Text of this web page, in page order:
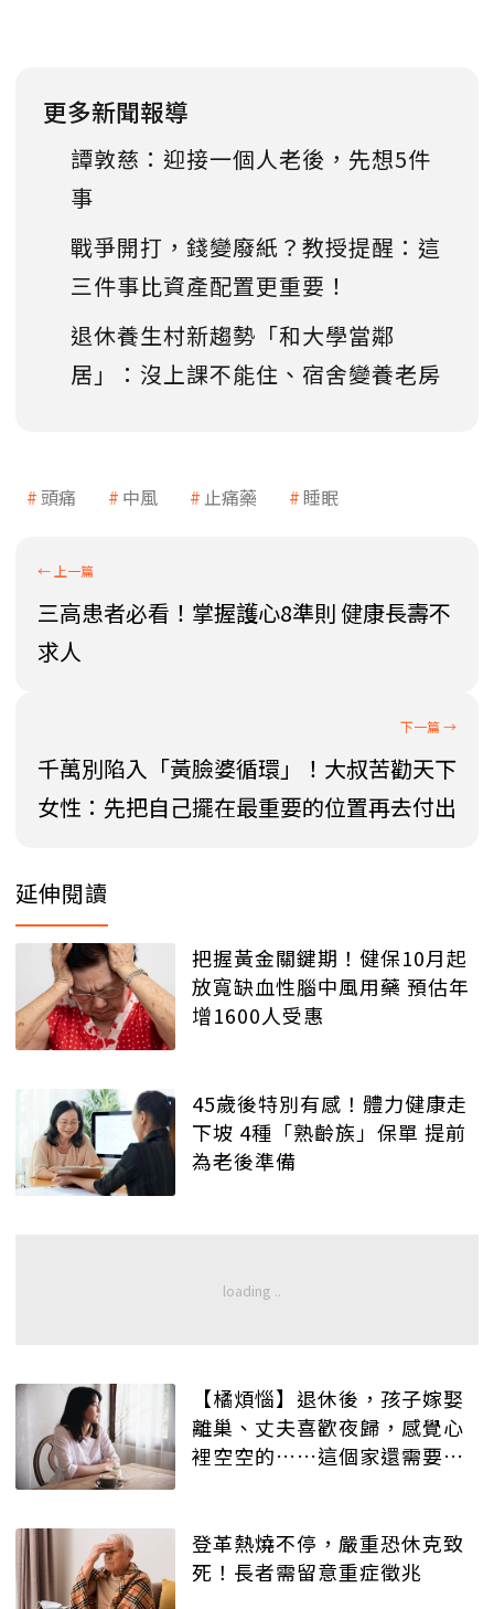
更多新聞報導
譚敦慈：迎接一個人老後，先想5件
事
戰爭開打，錢變廢紙？教授提醒：這
三件事比資產配置更重要！
退休養生村新趨勢「和大學當鄰
居」：沒上課不能住、宿舍變養老房
頭痛 中風 止痛藥 睡眠
三高患者必看！掌握護心8準則 健康長壽不
求人
千萬別陷入「黃臉婆循環」！大叔苦勸天下
女性：先把自己擺在最重要的位置再去付出
延伸閱讀
把握黃金關鍵期！健保10月起
放寬缺血性腦中風用藥 預估年
增1600人受惠
45歲後特別有感！體力健康走
下坡 4種「熟齡族」保單 提前
為老後準備
【橘煩惱】退休後，孩子嫁娶
離巢、丈夫喜歡夜歸，感覺心
裡空空的……這個家還需要我
登革熱燒不停，嚴重恐休克致
死！長者需留意重症徵兆